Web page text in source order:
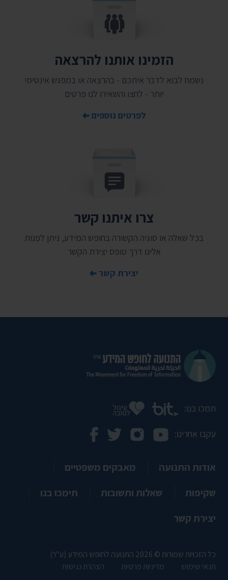
הזמינו אותנו להרצאה
נשמח לבוא לדבר איתכם - בהרצאה או במפגש אינטימי
יותר - לחצו והשאירו לנו פרטים
לפרטים נוספים
צרו איתנו קשר
בכל שאלה או סוגיה הקשורה בחופש המידע, ניתן לפנות
אלינו דרך טופס יצירת הקשר
יצירת קשר
תמכו בנו:
עקבו אחרינו:
אודות התנועה
מאבקים משפטיים
שקיפות
שאלות ותשובות
תימכו בנו
יצירת קשר
כל הזכויות שמורות © 2026 התנועה לחופש המידע (ע"ר)
תנאי שימוש
מדיניות פרטיות הצהרת נגישות